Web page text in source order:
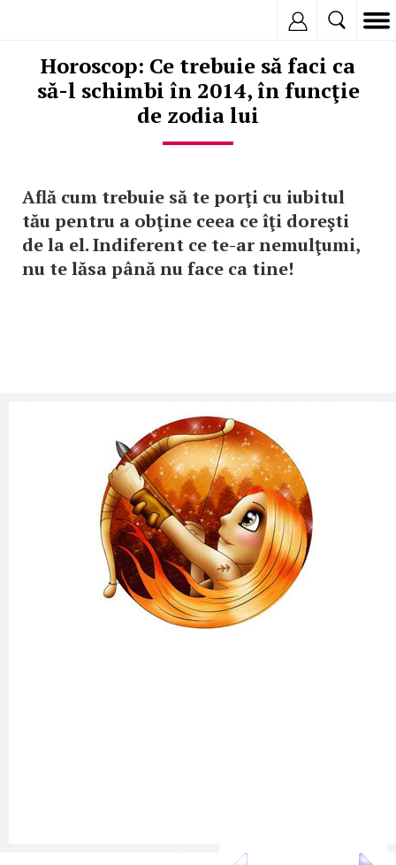
Horoscop: Ce trebuie să faci ca
să-l schimbi în 2014, în funcţie
de zodia lui
Află cum trebuie să te porţi cu iubitul
tău pentru a obţine ceea ce îţi doreşti
de la el. Indiferent ce te-ar nemulţumi,
nu te lăsa până nu face ca tine!